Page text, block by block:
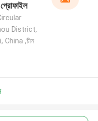
District,
,চীন